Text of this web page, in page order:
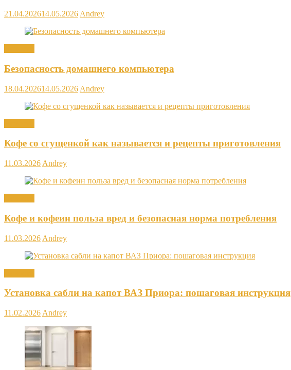
21.04.202614.05.2026 Andrey
Безопасность домашнего компьютера
18.04.202614.05.2026 Andrey
Кофе со сгущенкой как называется и рецепты приготовления
11.03.2026 Andrey
Кофе и кофеин польза вред и безопасная норма потребления
11.03.2026 Andrey
Установка сабли на капот ВАЗ Приора: пошаговая инструкция
11.02.2026 Andrey